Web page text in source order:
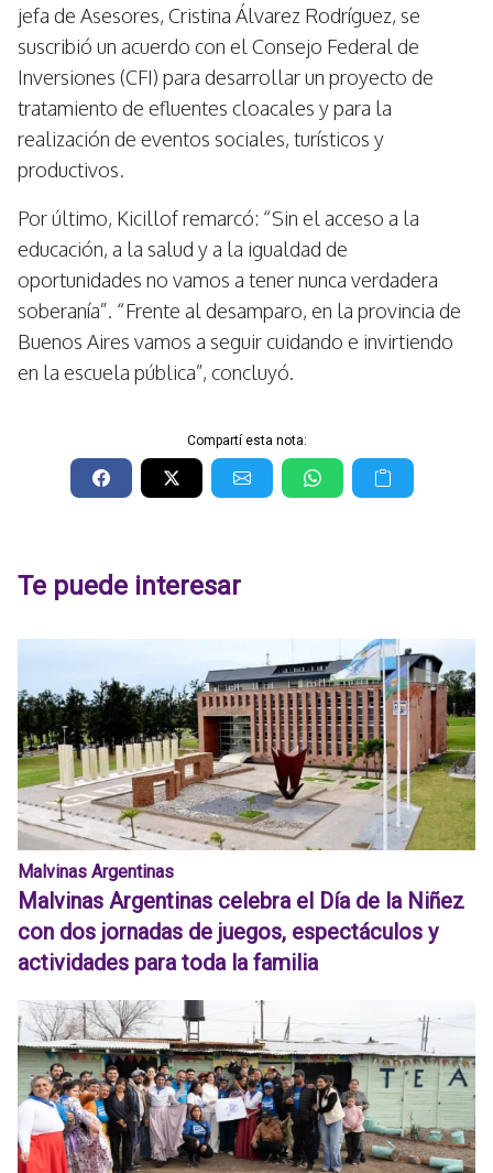
jefa de Asesores, Cristina Álvarez Rodríguez, se
suscribió un acuerdo con el Consejo Federal de
Inversiones (CFI) para desarrollar un proyecto de
tratamiento de efluentes cloacales y para la
realización de eventos sociales, turísticos y
productivos.
Por último, Kicillof remarcó: “Sin el acceso a la
educación, a la salud y a la igualdad de
oportunidades no vamos a tener nunca verdadera
soberanía”. “Frente al desamparo, en la provincia de
Buenos Aires vamos a seguir cuidando e invirtiendo
en la escuela pública”, concluyó.
Compartí esta nota:
Te puede interesar
Malvinas Argentinas
Malvinas Argentinas celebra el Día de la Niñez
con dos jornadas de juegos, espectáculos y
actividades para toda la familia